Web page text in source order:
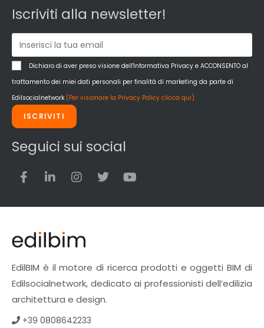
Pannelli
Pareti esterne e facciate
Pareti Interne
reti
Reti di adduzione gas
Sicurezza e dpi
Siderurgia
Strumenti di rilievo e misurazione
Strutture
Superfici
Teli
Veicoli multiuso
Pavimenti e rivestimenti
Pavimenti industriali
Sistemi giardini pensili
Supporti per esterni
Tetti verdi
Iscriviti alla newsletter!
Dichiaro di aver preso visione dell'Informativa Privacy e ACCONSENTO al
trattamento dei miei dati personali per finalità di marketing da parte di
Edilsocialnetwork (Per visionare la Privacy Policy clicca qui).
ISCRIVITI
Seguici sui social
EdilBIM è il motore di ricerca prodotti e oggetti BIM di
Edilsocialnetwork, dedicato ai professionisti dell’edilizia
architettura e design.
+39 0808642233